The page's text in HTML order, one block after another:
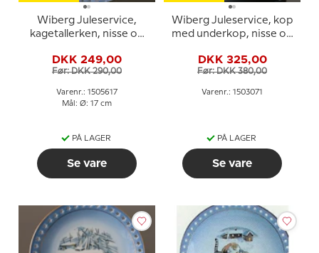
Wiberg Juleservice,
kagetallerken, nisse og
3505616
DKK 249,00
Før: DKK 290,00
Varenr.: 1505617
Mål: Ø: 17 cm
PÅ LAGER
Se vare
Wiberg Juleservice, kop
med underkop, nisse og
3503305
DKK 325,00
Før: DKK 380,00
Varenr.: 1503071
PÅ LAGER
Se vare